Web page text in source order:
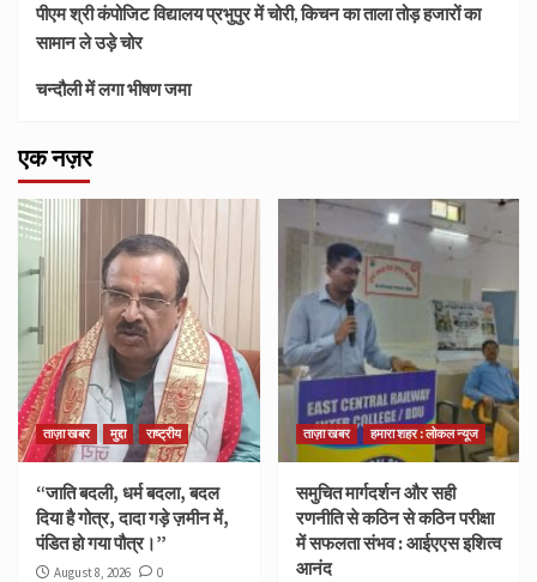
पीएम श्री कंपोजिट विद्यालय प्रभुपुर में चोरी, किचन का ताला तोड़ हजारों का
सामान ले उड़े चोर
चन्दौली में लगा भीषण जमा
एक नज़र
ताज़ा खबर मुद्दा राष्ट्रीय
“जाति बदली, धर्म बदला, बदल
दिया है गोत्र, दादा गड़े ज़मीन में,
पंडित हो गया पौत्र।”
August 8, 2026 0
ताज़ा खबर हमारा शहर : लोकल न्यूज
समुचित मार्गदर्शन और सही
रणनीति से कठिन से कठिन परीक्षा
में सफलता संभव : आईएएस इशित्व
आनंद